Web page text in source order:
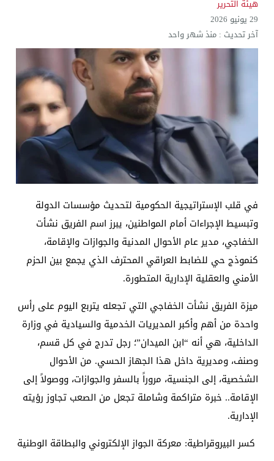
هيئة التحرير
29 يونيو 2026
آخر تحديث :منذ شهر واحد
​​في قلب الإستراتيجية الحكومية لتحديث مؤسسات الدولة
وتبسيط الإجراءات أمام المواطنين، يبرز اسم الفريق نشأت
الخفاجي، مدير عام الأحوال المدنية والجوازات والإقامة،
كنموذج حي للضابط العراقي المحترف الذي يجمع بين الحزم
الأمني والعقلية الإدارية المتطورة.
​ميزة الفريق نشأت الخفاجي التي تجعله يتربع اليوم على رأس
واحدة من أهم وأكبر المديريات الخدمية والسيادية في وزارة
الداخلية، هي أنه “ابن الميدان”؛ رجل تدرج في كل قسم،
وصنف، ومديرية داخل هذا الجهاز الحسي. من الأحوال
الشخصية، إلى الجنسية، مروراً بالسفر والجوازات، ووصولاً إلى
الإقامة.. خبرة متراكمة وشاملة تجعل من الصعب تجاوز رؤيته
الإدارية.
​ كسر البيروقراطية: معركة الجواز الإلكتروني والبطاقة الوطنية